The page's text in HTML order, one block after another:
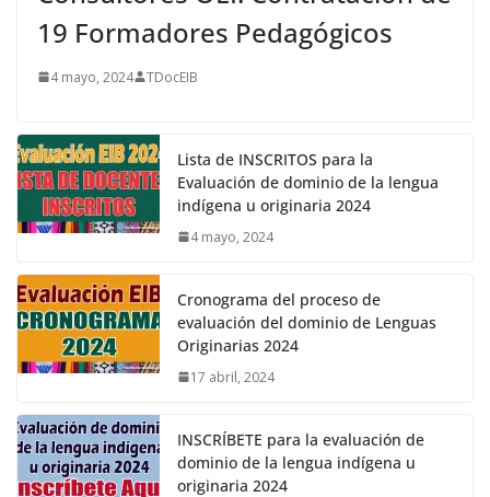
19 Formadores Pedagógicos
4 mayo, 2024 TDocEIB
Lista de INSCRITOS para la
Evaluación de dominio de la lengua
indígena u originaria 2024
4 mayo, 2024
Cronograma del proceso de
evaluación del dominio de Lenguas
Originarias 2024
17 abril, 2024
INSCRÍBETE para la evaluación de
dominio de la lengua indígena u
originaria 2024